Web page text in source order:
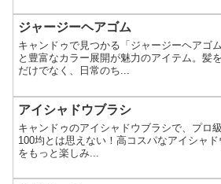
ジャージーヘアゴム
キャンドゥで見つかる「ジャージーヘアゴ
と豊富なカラー展開が魅力のアイテム。髪
だけでなく、日常のち...
アイシャドウブラシ
キャンドゥのアイシャドウブラシで、プロ
100均とは思えない！高コスパなアイシャ
をもっと楽しみ...